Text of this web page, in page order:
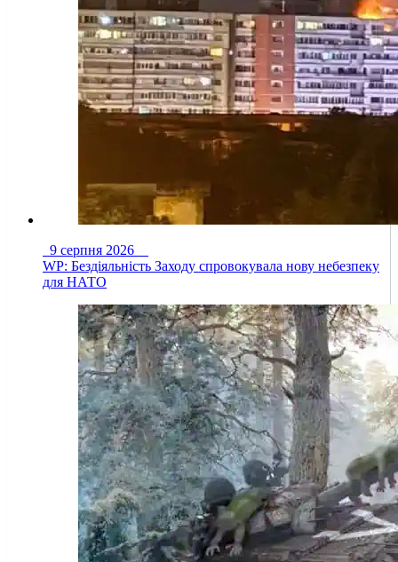
9 серпня 2026
WP: Бездіяльність Заходу спровокувала нову небезпеку
для НАТО